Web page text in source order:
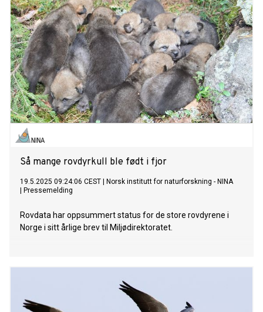
Så mange rovdyrkull ble født i fjor
19.5.2025 09:24:06 CEST
Norsk institutt for naturforskning - NINA
Pressemelding
Rovdata har oppsummert status for de store rovdyrene i
Norge i sitt årlige brev til Miljødirektoratet.